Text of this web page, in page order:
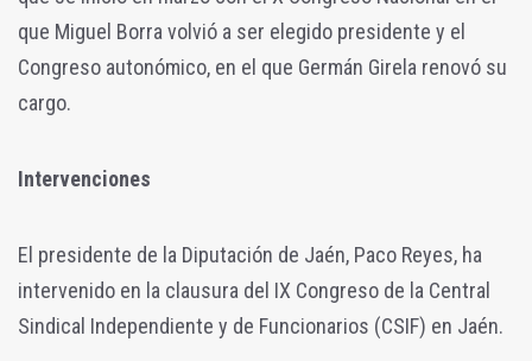
que Miguel Borra volvió a ser elegido presidente y el
Congreso autonómico, en el que Germán Girela renovó su
cargo.
Intervenciones
El presidente de la Diputación de Jaén, Paco Reyes, ha
intervenido en la clausura del IX Congreso de la Central
Sindical Independiente y de Funcionarios (CSIF) en Jaén.